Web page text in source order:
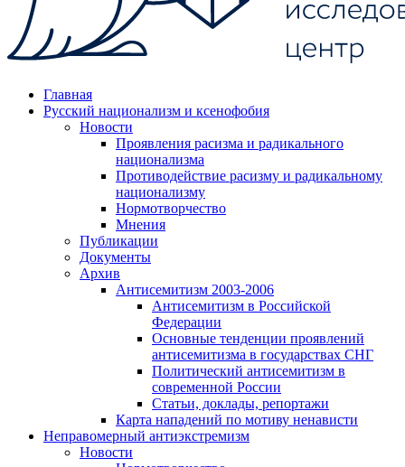
Главная
Русский национализм и ксенофобия
Новости
Проявления расизма и радикального
национализма
Противодействие расизму и радикальному
национализму
Нормотворчество
Мнения
Публикации
Документы
Архив
Антисемитизм 2003-2006
Антисемитизм в Российской
Федерации
Основные тенденции проявлений
антисемитизма в государствах СНГ
Политический антисемитизм в
современной России
Статьи, доклады, репортажи
Карта нападений по мотиву ненависти
Неправомерный антиэкстремизм
Новости